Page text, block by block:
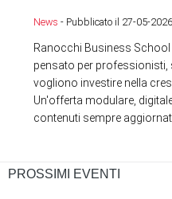
News - Pubblicato il 27-05-2026
Ranocchi Business
pensato per professionisti,
vogliono investire nella
Un'offerta modulare,
contenuti sempre aggiornati
PROSSIMI EVENTI